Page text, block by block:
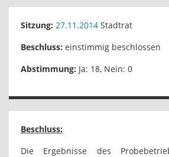
Sitzung: 27.11.2014 Stadtrat
Beschluss: einstimmig beschlossen
Abstimmung: Ja: 18, Nein: 0
Beschluss:
Die Ergebnisse des